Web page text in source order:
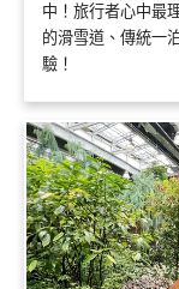
中！旅行者心中最
的滑雪道、傳統一
驗！